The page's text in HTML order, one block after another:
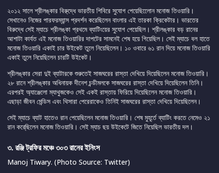
২০১২ সালে শ্রীলঙ্কার বিরু্দ্ধে ভারতীয় শিবিরে সুযোগ পেয়েছিলেোন মনোজ তিওয়ারি।
সেখানেও নিজের পারফরম্যান্স প্রদর্শন করেছিলেন বাংলার এই তারকা ক্রিকেটার। ভারতের
বিরুদ্ধে সেই ম্যাচে শ্রীলঙ্কা প্রথমে ব্যাটিংয়ের সুযোগ পেয়েছিল। শ্রীলঙ্কার বড় রানের
আশাটা কার্যত এই মনোজ তিওয়ারির দাপটের সামনেই শেষ হয়ে গিয়েছিল। সেই ম্যাচে বল হাতে
মনোজ তিওয়ারি একাই চার উইকেট তুলে নিয়েছিলেন। ১০ ওবারে ৬১ রান দিয়ে মনোজ তিওয়ারি
একাই তুলে নিয়েছিলেন চারটি উইকেট।
শ্রীলঙ্কার সেরা দুই ব্যাটারকে শুরুতেই সাজঘরের রাস্তা দেখিয়ে দিয়েছিলেন মনোজ তিওয়ারি।
২৮ রানে শ্রীলঙ্কার অধিনায়ক দীনেশ চন্ডীমলকে সাজঘরের রাস্তা দেখিয়ে দিয়েছিলেন তিনি।
এরপরই অ্যাঞ্জেলো ম্যাথুজকেও সেই একই রাস্তায় ফিরিয়ে দিয়েছিলেন মনোজ তিওয়ারি।
এছাড়া জীবন মেন্ডিস এবং থিসারা পেরেরাকেও তিনিই সাজঘরের রাস্তা দেখিয়ে দিয়েছিলেন।
সেই ম্যাচে ব্যাট হাতেও রান পেয়েছিলেন মনোজ তিওয়ারি। শেষ মুহূর্তে ব্যাটিং করতে নেমেও ২১
রান করে্ছিলেন মনোজ তিওয়ারি। সেই ম্যাচ ছয় উইকেটে জিতে নিয়েছিল ভারতীয় দল।
৩. রঞ্জি ট্রফির মঞ্চে ৩০৩ রানের ইনিংস
Manoj Tiwary. (Photo Source: Twitter)